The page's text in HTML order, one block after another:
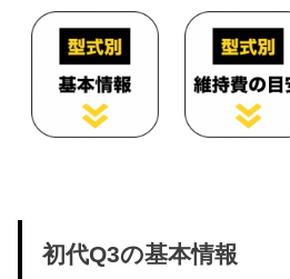
初代Q3の基本情報